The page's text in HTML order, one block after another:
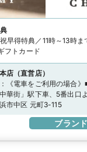
早得特典／11時～13時ま
フトカード
店 （直営店）
《電車をご利用の場合
中華街」駅下車、5番出口
「石川町（元町・中華街
口）より徒歩8分《お車を
の際は、元町SS会発行
市中区 元町3-115
ブラン